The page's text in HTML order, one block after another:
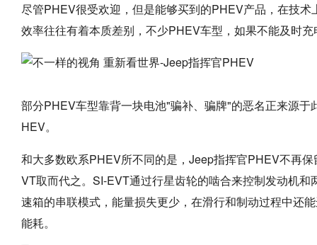
尽管PHEV很受欢迎，但是能够买到的PHEV产品，在技
效率往往有着本质差别，不少PHEV车型，如果不能及时
部分PHEV车型靠背一块电池"骗补、骗牌"的恶名正来源
HEV。
和大多数欧系PHEV所不同的是，Jeep指挥官PHEV不再
VT取而代之。SI-EVT通过行星齿轮的啮合来控制发动机
速箱的串联模式，能量损失更少，在滑行和制动过程中还
能耗。